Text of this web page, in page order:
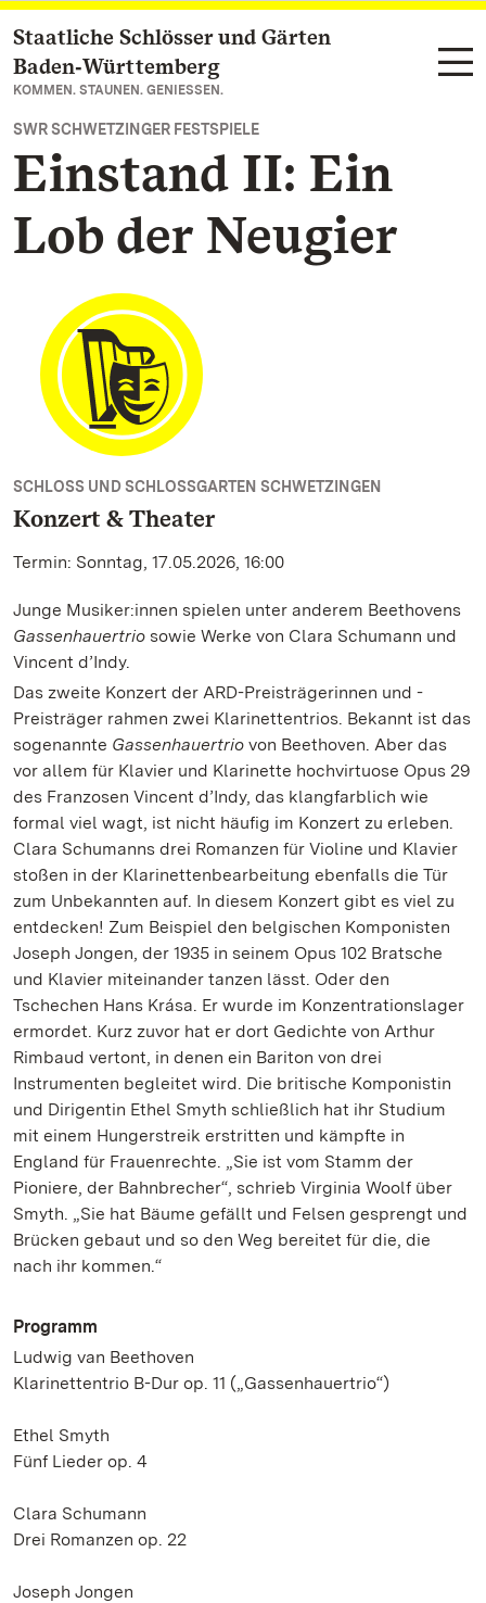
Zum Hauptinhalt springen
Staatliche Schlösser und Gärten
Baden‑Württemberg
KOMMEN. STAUNEN. GENIESSEN.
SWR SCHWETZINGER FESTSPIELE
Einstand II: Ein
Lob der Neugier
SCHLOSS UND SCHLOSSGARTEN SCHWETZINGEN
Konzert & Theater
Termin: Sonntag, 17.05.2026, 16:00
Junge Musiker:innen spielen unter anderem Beethovens
Gassenhauertrio sowie Werke von Clara Schumann und
Vincent d’Indy.
Das zweite Konzert der ARD-Preisträgerinnen und -
Preisträger rahmen zwei Klarinettentrios. Bekannt ist das
sogenannte Gassenhauertrio von Beethoven. Aber das
vor allem für Klavier und Klarinette hochvirtuose Opus 29
des Franzosen Vincent d’Indy, das klangfarblich wie
formal viel wagt, ist nicht häufig im Konzert zu erleben.
Clara Schumanns drei Romanzen für Violine und Klavier
stoßen in der Klarinettenbearbeitung ebenfalls die Tür
zum Unbekannten auf. In diesem Konzert gibt es viel zu
entdecken! Zum Beispiel den belgischen Komponisten
Joseph Jongen, der 1935 in seinem Opus 102 Bratsche
und Klavier miteinander tanzen lässt. Oder den
Tschechen Hans Krása. Er wurde im Konzentrationslager
ermordet. Kurz zuvor hat er dort Gedichte von Arthur
Rimbaud vertont, in denen ein Bariton von drei
Instrumenten begleitet wird. Die britische Komponistin
und Dirigentin Ethel Smyth schließlich hat ihr Studium
mit einem Hungerstreik erstritten und kämpfte in
England für Frauenrechte. „Sie ist vom Stamm der
Pioniere, der Bahnbrecher“, schrieb Virginia Woolf über
Smyth. „Sie hat Bäume gefällt und Felsen gesprengt und
Brücken gebaut und so den Weg bereitet für die, die
nach ihr kommen.“
Programm
Ludwig van Beethoven
Klarinettentrio B-Dur op. 11 („Gassenhauertrio“)
Ethel Smyth
Fünf Lieder op. 4
Clara Schumann
Drei Romanzen op. 22
Joseph Jongen